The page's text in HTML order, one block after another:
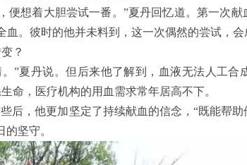
便想着大胆尝试一番。”夏丹回忆道。第一次
。彼时的他并未料到，这一次偶然的尝试，会
？
”夏丹说。但后来他了解到，血液无法人工合
命，医疗机构的用血需求常年居高不下。
后，他更加坚定了持续献血的信念，“既能帮
坚守。